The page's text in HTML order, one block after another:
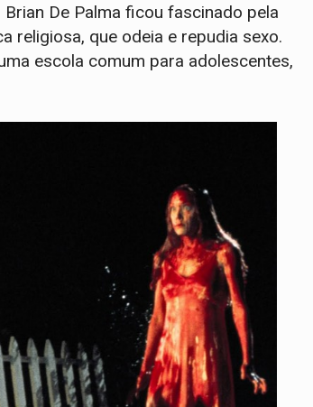
De Palma ficou fascinado pela
religiosa, que odeia e repudia sexo.
escola comum para adolescentes,